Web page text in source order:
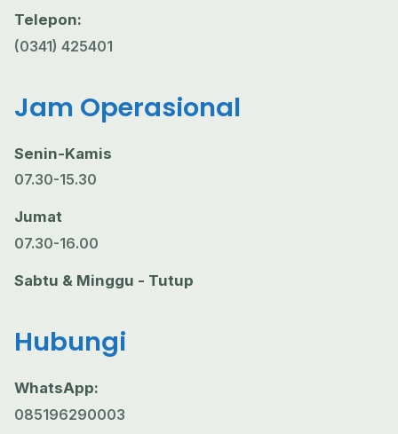
Telepon:
(0341) 425401
Jam Operasional
Senin-Kamis
07.30-15.30
Jumat
07.30-16.00
Sabtu & Minggu - Tutup
Hubungi
WhatsApp:
085196290003